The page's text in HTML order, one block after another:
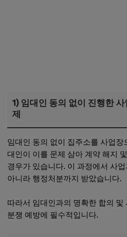
1) 임대인 동의 없이 진행한
제
임대인 동의 없이 집주소를 사업장
대인이 이를 문제 삼아 계약 해지
경우가 있습니다. 이 과정에서 사
아니라 행정처분까지 받았습니다.
따라서 임대인과의 명확한 합의 및
분쟁 예방에 필수적입니다.